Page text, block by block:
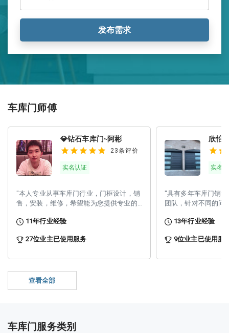
发布需求
车库门师傅
💎钻石车库门~阿彬
23条评价
实名认证
"本人专业从事车库门行业，门框设计，销
售，安装，维修，希望能为您提供专业的
11年行业经验
27位业主已使用服务
欣怡
实名
"具有多年车库门销
团队，针对不同的问
13年行业经验
9位业主已使用服
查看全部
车库门服务类别